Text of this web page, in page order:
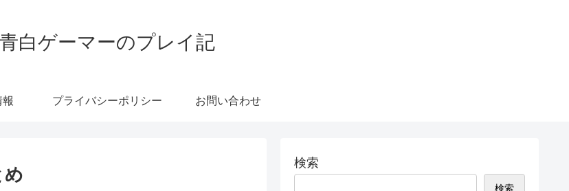
青白ゲーマーのプレイ記
プライバシーポリシー お問い合わせ
め
検索
検索